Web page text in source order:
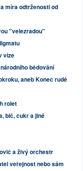
míra odtrženosti od
"velezradou"
vize
bědování
aneb Konec rudé
rolet
bič, cukr a jiné
a živý orchestr
veřejnost nebo sám